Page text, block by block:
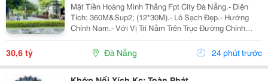
Mặt Tiền Hoàng Minh Thắng Fpt City Đà Nẵng.- Diện
Tích: 360M&Sup2; (12*30M).- Lô Sạch Đẹp.- Hướng
Chính Nam.- Với Vị Trí Nằm Trên Trục Đường Chính
Thông Từ Sân Bay Quốc Tế Đà Nẵng Ra Đến Bãi Tắm
Tân Trà. Là Một Trong Những Tuyến Đường Huyết Mạch
30,6 tỷ Đà Nẵng 24 phút trước